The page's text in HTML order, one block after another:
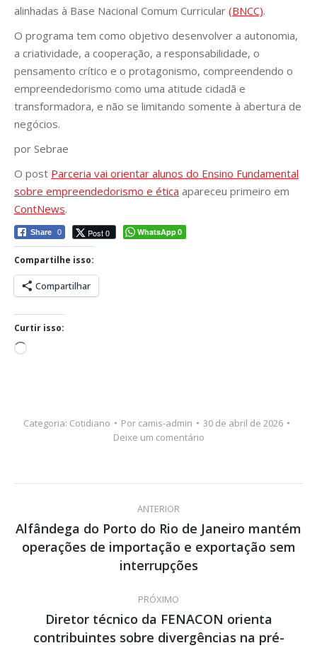
alinhadas à Base Nacional Comum Curricular (BNCC).
O programa tem como objetivo desenvolver a autonomia,
a criatividade, a cooperação, a responsabilidade, o
pensamento crítico e o protagonismo, compreendendo o
empreendedorismo como uma atitude cidadã e
transformadora, e não se limitando somente à abertura de
negócios.
por Sebrae
O post Parceria vai orientar alunos do Ensino Fundamental
sobre empreendedorismo e ética apareceu primeiro em
ContNews.
Share 0 Post 0 WhatsApp0
Compartilhe isso:
Compartilhar
Curtir isso:
Carregando...
Categoria: Cotidiano Por camis-admin
30 de abril de 2026
Deixe um comentário
Navegação
de
post:
ANTERIOR
Post
anterior:
Alfândega do Porto do Rio de Janeiro mantém
operações de importação e exportação sem
interrupções
PRÓXIMO
Próximo
Diretor técnico da FENACON orienta
contribuintes sobre divergências na pré-